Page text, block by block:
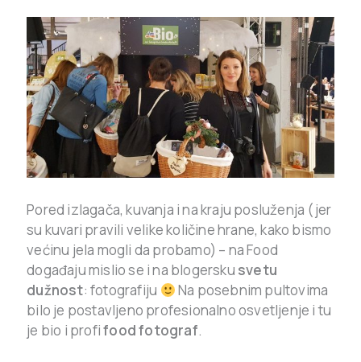
Pored izlagača, kuvanja i na kraju posluženja (jer
su kuvari pravili velike količine hrane, kako bismo
većinu jela mogli da probamo) – na Food
događaju mislio se i na blogersku svetu
dužnost: fotografiju
Na posebnim pultovima
bilo je postavljeno profesionalno osvetljenje i tu
je bio i profifood fotograf.